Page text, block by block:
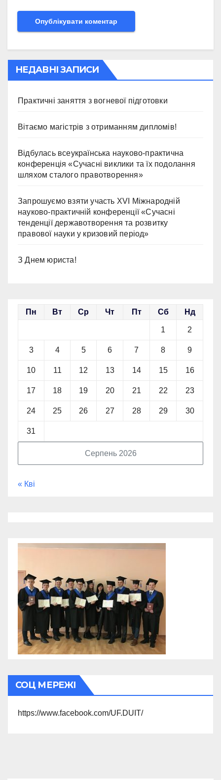
НЕДАВНІ ЗАПИСИ
Практичні заняття з вогневої підготовки
Вітаємо магістрів з отриманням дипломів!
Відбулась всеукраїнська науково-практична
конференція «Сучасні виклики та їх подолання
шляхом сталого правотворення»
Запрошуємо взяти участь ХVІ Міжнародній
науково-практичній конференції «Сучасні
тенденції державотворення та розвитку
правової науки у кризовий період»
З Днем юриста!
Серпень 2026
Пн Вт Ср Чт Пт Сб Нд
1 2
3 4 5 6 7 8 9
10 11 12 13 14 15 16
17 18 19 20 21 22 23
24 25 26 27 28 29 30
31
« Кві
СОЦ МЕРЕЖІ
https://www.facebook.com/UF.DUIT/